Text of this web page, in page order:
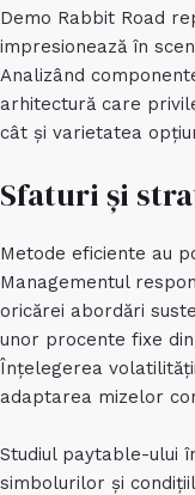
Demo Rabbit Road
impresionează în
Analizând
arhitectură care
cât și varietatea
Sfaturi și
Metode eficiente au
Managementul
oricărei abordări
unor procente fixe
Înțelegerea
adaptarea mizelor
Studiul paytable-ului
simbolurilor și